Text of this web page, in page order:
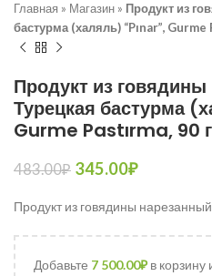
Главная » Магазин » Продукт из
бастурма (халяль) “Pınar”, Gurme
Продукт из
Турецкая бастурма
Gurme Pastırma, 90
483.00₽ 345.00₽
Продукт из говядины
Добавьте 7 500.00₽в корзину